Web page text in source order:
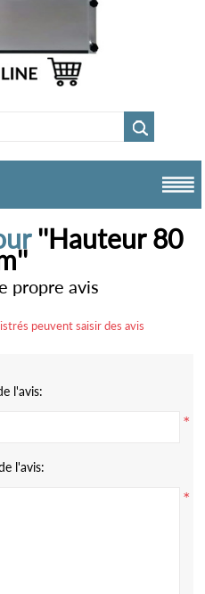
Hauteur 80
propre avis
peuvent saisir des avis
l'avis:
*
l'avis:
*